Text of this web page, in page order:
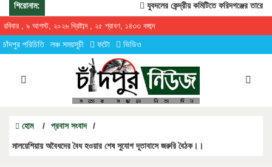
শিরোনাম: যুবদলের কেন্দ্রীয় কমিটিতে ফরিদগঞ্জের তারেকুর
রবিবার , ৯ আগস্ট, ২০২৬ খ্রিষ্টাব্দ , ২৫ শ্রাবণ, ১৪৩৩ বঙ্গাব্দ
চাঁদপুর পরিচিতি লঞ্চ সময়সূচী ফটো ভিডিও
হোম / প্রবাস সংবাদ /
মালয়েশিয়ায় অবৈধদের বৈধ হওয়ার শেষ সুযোগ দূতাবাসে জরুরি বৈঠক।।